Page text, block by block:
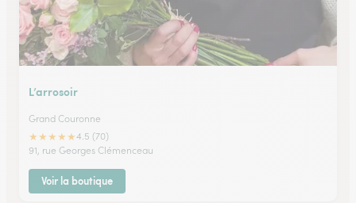
L’arrosoir
Grand Couronne
★★★★★4.5 (70)
91, rue Georges Clémenceau
Voir la boutique